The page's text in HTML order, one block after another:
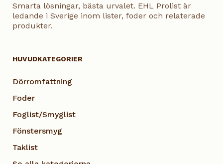
Smarta lösningar, bästa urvalet. EHL Prolist är
ledande i Sverige inom lister, foder och relaterade
produkter.
HUVUDKATEGORIER
Dörromfattning
Foder
Foglist/Smyglist
Fönstersmyg
Taklist